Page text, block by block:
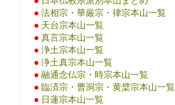
● 法相宗・華厳宗・律宗本山一覧
● 天台宗本山一覧
● 真言宗本山一覧
● 浄土宗本山一覧
● 浄土真宗本山一覧
● 融通念仏宗・時宗本山一覧
● 臨済宗・曹洞宗・黄檗宗本山一覧
● 日蓮宗本山一覧